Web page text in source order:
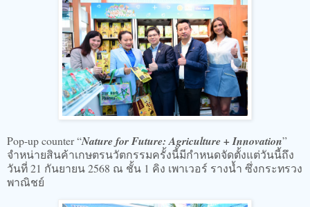
​Pop-up counter “Nature for Future: Agriculture + Innovation”
จำหน่ายสินค้าเกษตรนวัตกรรมครั้งนี้มีกำหนดจัดตั้งแต่วันนี้ถึง
วันที่ 21 กันยายน 2568 ณ ชั้น 1 คิง เพาเวอร์ รางน้ำ ซึ่งกระทรวง
พาณิชย์